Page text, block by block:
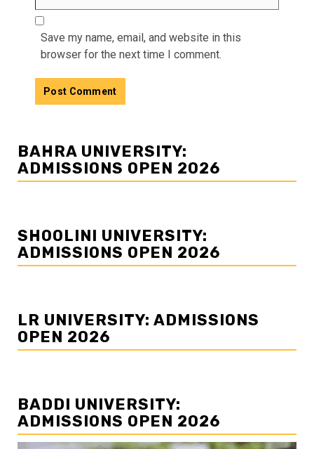
Save my name, email, and website in this
browser for the next time I comment.
BAHRA UNIVERSITY:
ADMISSIONS OPEN 2026
SHOOLINI UNIVERSITY:
ADMISSIONS OPEN 2026
LR UNIVERSITY: ADMISSIONS
OPEN 2026
BADDI UNIVERSITY:
ADMISSIONS OPEN 2026